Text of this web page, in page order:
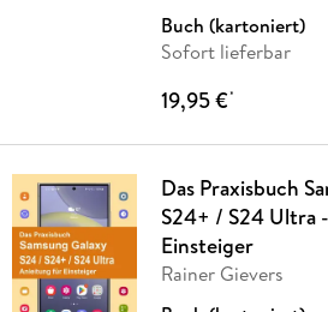
Buch (kartoniert)
Sofort lieferbar
19,95 €*
Das Praxisbuch
S24+ / S24 Ultra
Einsteiger
Rainer Gievers